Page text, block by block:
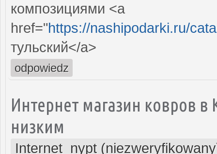
композициями <a
href="https://nashipodarki.ru/
тульский</a>
odpowiedz
Интернет магазин ковров
низким
Internet_nypt